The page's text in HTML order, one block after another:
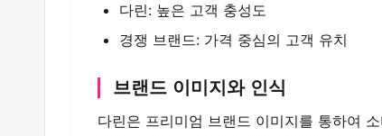
다린: 높은 고객 충성도
경쟁 브랜드: 가격 중심의 고객 유치
브랜드 이미지와 인식
다린은 프리미엄 브랜드 이미지를 통하여